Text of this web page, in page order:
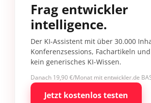
Frag entwickler
intelligence.
Der KI-Assistent mit über 30.000
Konferenzsessions, Fachartikeln
kein generisches KI-Wissen.
Danach 19,90 €/Monat mit entwickler.de
Jetzt kostenlos testen